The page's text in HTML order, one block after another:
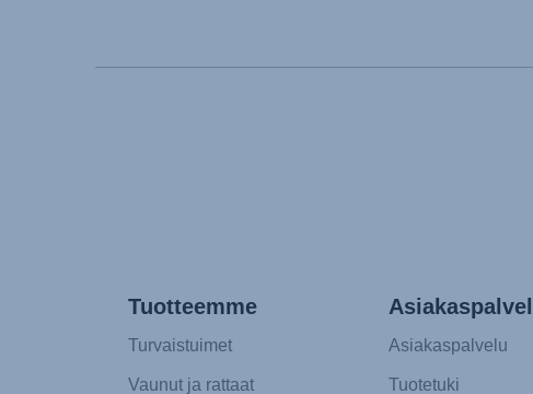
Tuotteemme
Turvaistuimet
Vaunut ja rattaat
Asiakaspalvelu
Tuotetuki